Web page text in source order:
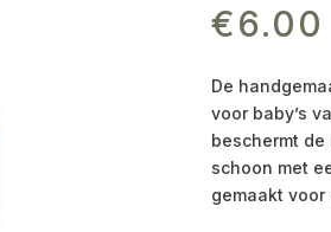
€6.00
De
voor baby’s
beschermt
schoon met
gemaakt